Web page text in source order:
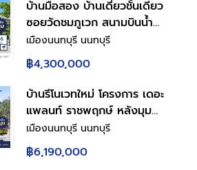
ต่อทุกการเดินทาง ใกล้
รถไฟฟ้าสายสีม่วง "สถานีไทร
ม้า" และจุดขึ้นทางด่วน
"งามวงศ์วาน"
บ้านมือสอง บ้านเดี่ยวชั้นเดียว
ซอยวัดชมภูเวก สนามบินน้ำ
เมืองนนทบุรี 3 ห้องนอน 4
ห้องน้ำ พื้นที่ใช้สอย 130
ตร.ม. ที่ดิน 56 ตร.ว. หลังมุม
ใกล้ทางด่วนงามวงศ์วาน เดิน
ทางสะดวก พร้อมเข้าอยู่
เมืองนนทบุรี นนทบุรี
฿4,300,000
บ้านรีโนเวทใหม่ โครงการ เดอะ
แพลนท์ ราชพฤกษ์ หลังมุม
เนื้อที่ 53.8 ตร.ว. พื้นที่ใช้สอย
180.63 ตร.ม. ฟังก์ชัน 3 ห้อง
นอน 3 ห้องน้ำ จอดรถได้ 2
เมืองนนทบุรี นนทบุรี
฿6,190,000